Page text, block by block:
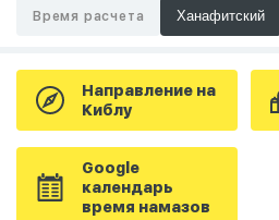
Время расчета
Направление на
Киблу
Google
календарь
время намазов